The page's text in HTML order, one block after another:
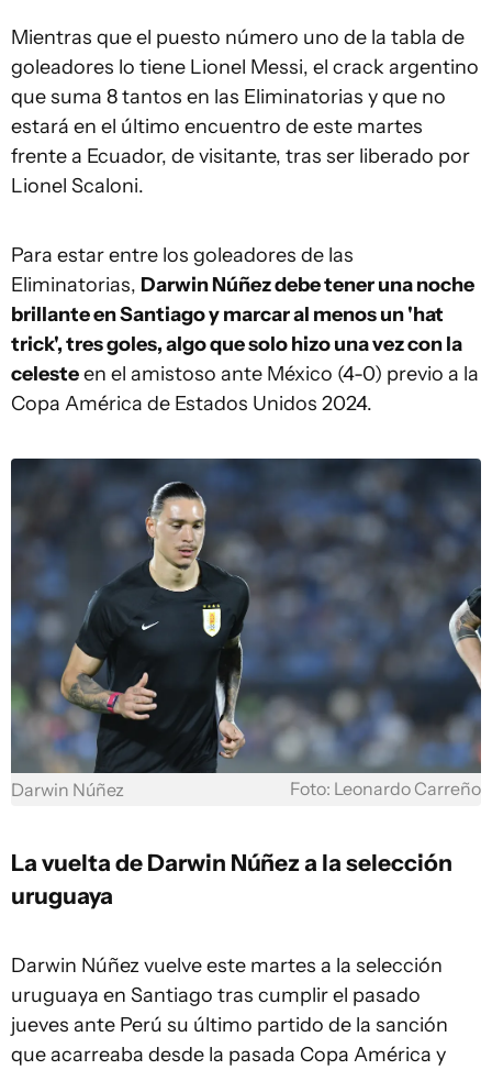
Mientras que el puesto número uno de la tabla de
goleadores lo tiene Lionel Messi, el crack argentino
que suma 8 tantos en las Eliminatorias y que no
estará en el último encuentro de este martes
frente a Ecuador, de visitante, tras ser liberado por
Lionel Scaloni.
Para estar entre los goleadores de las
Eliminatorias, Darwin Núñez debe tener una noche
brillante en Santiago y marcar al menos un 'hat
trick', tres goles, algo que solo hizo una vez con la
celesteen el amistoso ante México (4-0) previo a la
Copa América de Estados Unidos 2024.
Darwin Núñez Foto: Leonardo Carreño
La vuelta de Darwin Núñez a la selección
uruguaya
Darwin Núñez vuelve este martes a la selección
uruguaya en Santiago tras cumplir el pasado
jueves ante Perú su último partido de la sanción
que acarreaba desde la pasada Copa América y